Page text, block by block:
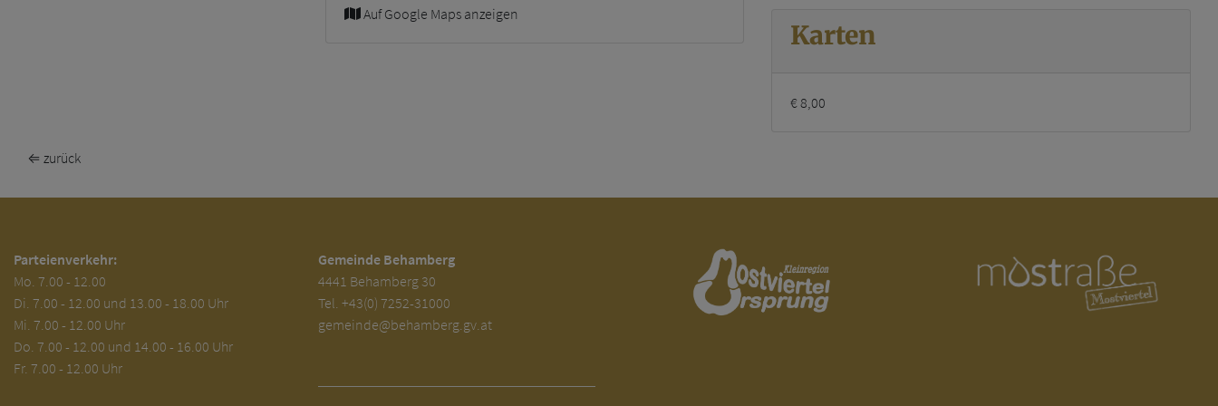
Auf Google Maps anzeigen
Karten
€ 8,00
⇐ zurück
Parteienverkehr:
Mo. 7.00 - 12.00
Di. 7.00 - 12.00 und 13.00 - 18.00 Uhr
Mi. 7.00 - 12.00 Uhr
Do. 7.00 - 12.00 und 14.00 - 16.00 Uhr
Fr. 7.00 - 12.00 Uhr
Gemeinde Behamberg
4441 Behamberg 30
Tel. +43(0) 7252-31000
gemeinde@behamberg.gv.at